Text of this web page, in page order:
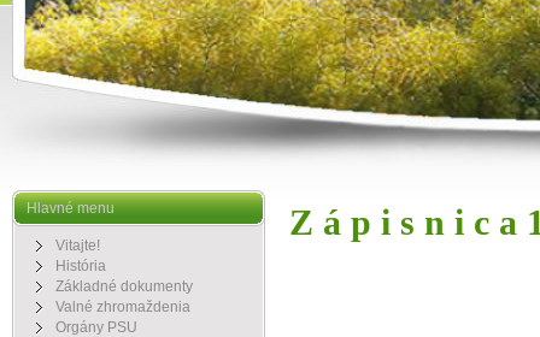
Hlavné menu
Vitajte!
História
Základné dokumenty
Valné zhromaždenia
Orgány PSU
Z á p i s n i c a